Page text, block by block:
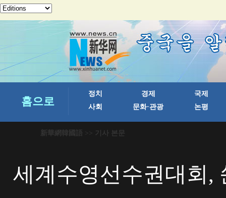
新華網韓國語 >> 기사 본문
세계수영선수권대회,